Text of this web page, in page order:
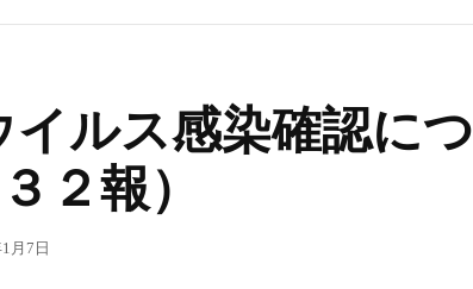
ルス感染確認につ
２報）
月7日